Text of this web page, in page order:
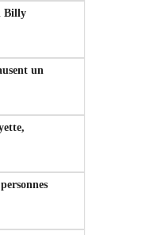
Billy
un